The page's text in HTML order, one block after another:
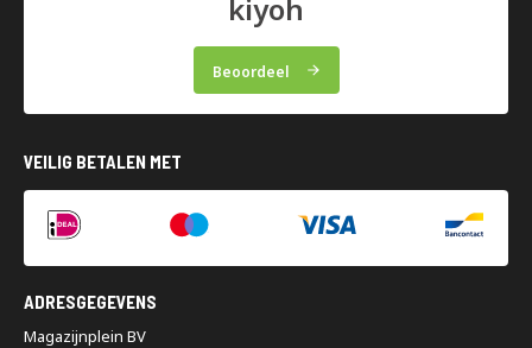
kiyoh
Beoordeel
VEILIG BETALEN MET
ADRESGEGEVENS
Magazijnplein BV